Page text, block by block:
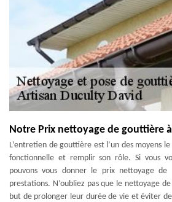
Notre Prix nettoyage de gouttière
L’entretien de gouttière est l’un des moyens
fonctionnelle et remplir son rôle. Si vous
pouvons vous donner le prix nettoyage
prestations. N’oubliez pas que le nettoyage
but de prolonger leur durée de vie et éviter